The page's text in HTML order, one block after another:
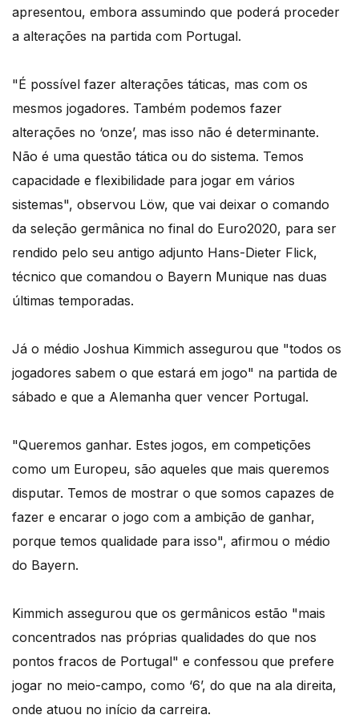
apresentou, embora assumindo que poderá proceder
a alterações na partida com Portugal.
"É possível fazer alterações táticas, mas com os
mesmos jogadores. Também podemos fazer
alterações no ‘onze’, mas isso não é determinante.
Não é uma questão tática ou do sistema. Temos
capacidade e flexibilidade para jogar em vários
sistemas", observou Löw, que vai deixar o comando
da seleção germânica no final do Euro2020, para ser
rendido pelo seu antigo adjunto Hans-Dieter Flick,
técnico que comandou o Bayern Munique nas duas
últimas temporadas.
Já o médio Joshua Kimmich assegurou que "todos os
jogadores sabem o que estará em jogo" na partida de
sábado e que a Alemanha quer vencer Portugal.
"Queremos ganhar. Estes jogos, em competições
como um Europeu, são aqueles que mais queremos
disputar. Temos de mostrar o que somos capazes de
fazer e encarar o jogo com a ambição de ganhar,
porque temos qualidade para isso", afirmou o médio
do Bayern.
Kimmich assegurou que os germânicos estão "mais
concentrados nas próprias qualidades do que nos
pontos fracos de Portugal" e confessou que prefere
jogar no meio-campo, como ‘6’, do que na ala direita,
onde atuou no início da carreira.